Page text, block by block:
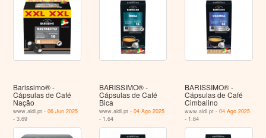
Barissimo® -
Cápsulas de Café
Nação
www.aldi.pt -06 Jun 2025
- 3.69
BARISSIMO® -
Cápsulas de Café
Bica
www.aldi.pt - 04 Ago 2025
- 1.64
BARISSIMO® -
Cápsulas de Café
Cimbalino
www.aldi.pt -04 Ago 2025
- 1.64